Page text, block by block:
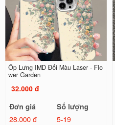
Ốp Lưng IMD Đổi Màu Laser - Flo
wer Garden
32.000 đ
Đơn giá
Số lượng
28.000 đ
5-19